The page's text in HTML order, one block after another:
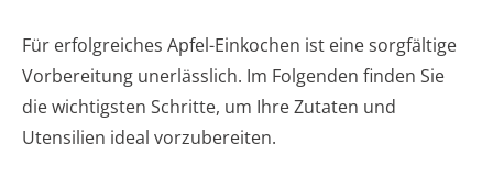
Für erfolgreiches Apfel-Einkochen ist eine sorgfältige
Vorbereitung unerlässlich. Im Folgenden finden Sie
die wichtigsten Schritte, um Ihre Zutaten und
Utensilien ideal vorzubereiten.